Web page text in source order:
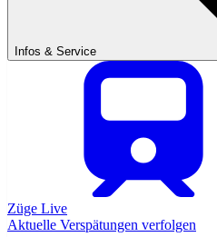
Infos & Service
Züge Live
Aktuelle Verspätungen verfolgen